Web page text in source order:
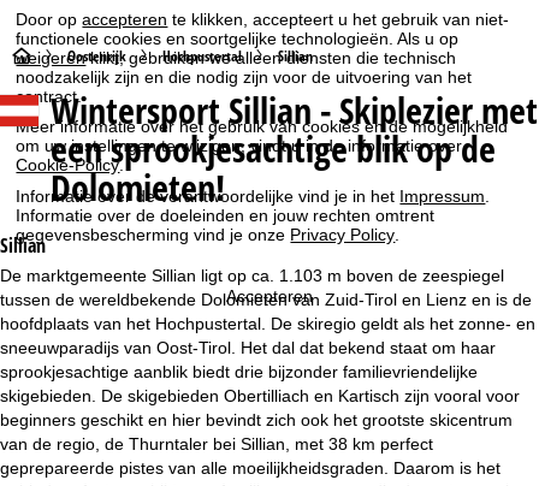
Door opaccepteren te klikken, accepteert u het gebruik van niet-
functionele cookies en soortgelijke technologieën. Als u op
weigerenklikt, gebruiken we alleen diensten die technisch
noodzakelijk zijn en die nodig zijn voor de uitvoering van het
contract.
Meer informatie over het gebruik van cookies en de mogelijkheid
om uw instellingen te wijzigen, vindt u in de informatie over
Cookie-Policy.
Informatie over de verantwoordelijke vind je in het Impressum
Informatie over de doeleinden en jouw rechten omtrent
gegevensbescherming vind je onze Privacy Policy
Accepteren
S
t
a
r
t
p
a
g
i
Oostenrijk Hochpustertal Sillian
WintersportSillian - Skiplezier met
een sprookjesachtige blik op de
Dolomieten!
Sillian
De marktgemeente Sillian ligt op ca. 1.103 m boven de zeespiegel
tussen de wereldbekende Dolomieten van Zuid-Tirol en Lienz en is de
hoofdplaats van het Hochpustertal. De skiregio geldt als het zonne- en
sneeuwparadijs van Oost-Tirol. Het dal dat bekend staat om haar
sprookjesachtige aanblik biedt drie bijzonder familievriendelijke
skigebieden. De skigebieden Obertilliach en Kartisch zijn vooral voor
beginners geschikt en hier bevindt zich ook het grootste skicentrum
van de regio, de Thurntaler bei Sillian, met 38 km perfect
geprepareerde pistes van alle moeilijkheidsgraden. Daarom is het